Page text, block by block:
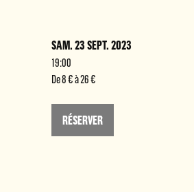
SAM. 23 SEPT. 2023
19:00
De 8 € à 26 €
RÉSERVER